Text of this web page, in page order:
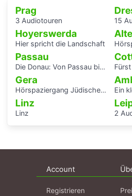
Prag
3 Audiotouren 15
Hoyerswerda
Hier spricht die Landschaft
Passau
Die Donau: Von Passau bis Budapest.
Gera
Hörspaziergang Jüdisches Leben und jüdische Geschichte in Gera Ein
Linz
Linz 2
Account
Registrieren